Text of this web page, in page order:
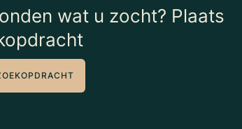
wat u zocht? Plaats